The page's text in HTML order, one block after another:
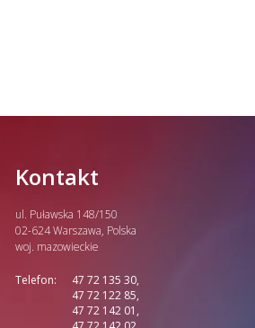
Kontakt
ul. Puławska 148/150
02-624 Warszawa, Polska
woj. mazowieckie
Telefon:
47 72 135 30,
47 72 122 85,
47 72 142 01,